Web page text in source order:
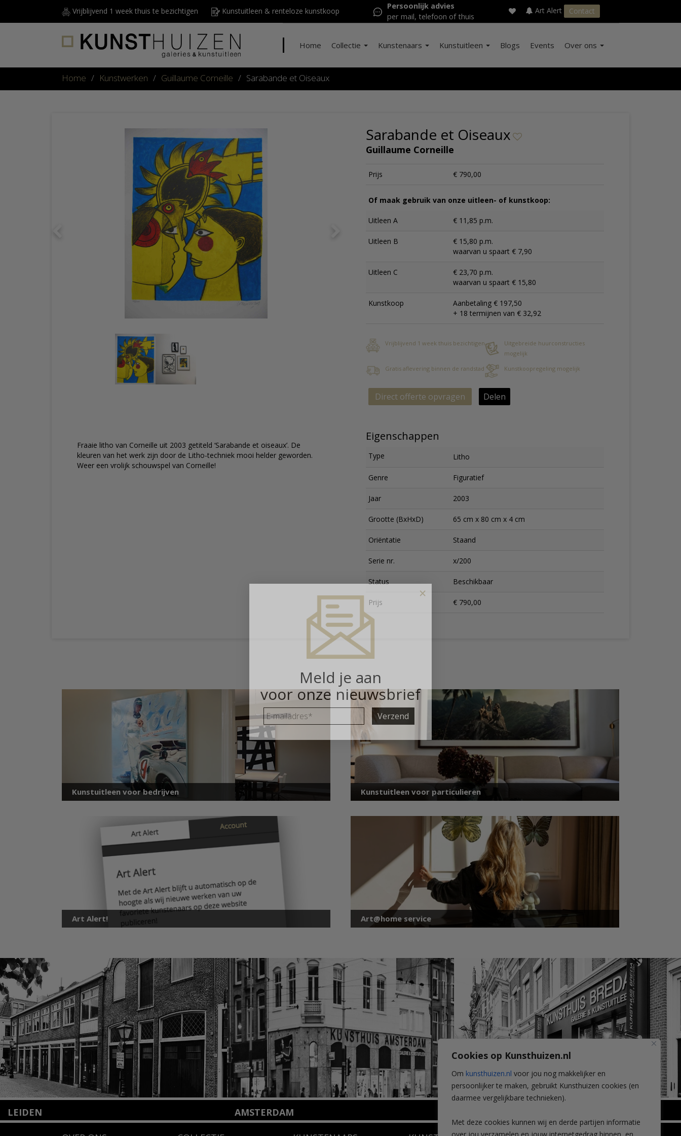
Cookies op Kunsthuizen.nl
Om kunsthuizen.nl voor jou nog makkelijker en
persoonlijker te maken, gebruikt Kunsthuizen cookies (en
daarmee vergelijkbare technieken).
Met deze cookies kunnen wij en derde partijen informatie
Vrijblijvend 1 week thuis te bezichtigen Kunstuitleen & renteloze kunstkoop
Persoonlijk advies
per mail, telefoon of thuis
Art Alert Contact
Home Collectie Kunstenaars Kunstuitleen Blogs Events Over ons
Home / Kunstwerken / Guillaume Corneille / Sarabande et Oiseaux
Fraaie litho van Corneille uit 2003 getiteld ‘Sarabande et oiseaux’. De
kleuren van het werk zijn door de Litho-techniek mooi helder geworden.
Weer een vrolijk schouwspel van Corneille!
Sarabande et Oiseaux
Guillaume Corneille
Prijs € 790,00
Of maak gebruik van onze uitleen- of kunstkoop:
Uitleen A € 11,85 p.m.
Uitleen B
€ 15,80 p.m.
waarvan u spaart € 7,90
Uitleen C
€ 23,70 p.m.
waarvan u spaart € 15,80
Kunstkoop
Aanbetaling € 197,50
+ 18 termijnen van € 32,92
Vrijblijvend 1 week thuis bezichtigen
Uitgebreide huurconstructies
mogelijk
Gratis aflevering binnen de randstad
Kunstkoopregeling mogelijk
Direct offerte opvragen Delen
Eigenschappen
Type Litho
Genre Figuratief
Jaar 2003
Grootte (BxHxD) 65 cm x 80 cm x 4 cm
Oriëntatie Staand
Serie nr. x/200
Status Beschikbaar
Prijs € 790,00
Kunstuitleen voor bedrijven Kunstuitleen voor particulieren
Art Alert! Art@home service
LEIDEN AMSTERDAM
Wilhelminastraat 11
Meld je aan
voor onze nieuwsbrief
E-
mailadres *
×